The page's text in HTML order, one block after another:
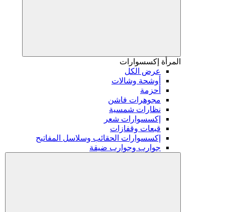
المرأة إكسسوارات
عرض الكل
أوشحة وشالات
أحزمة
مجوهرات فاشن
نظارات شمسية
إكسسوارات شعر
قبعات وقفازات
إكسسوارات الحقائب وسلاسل المفاتيح
جوارب وجوارب ضيقة